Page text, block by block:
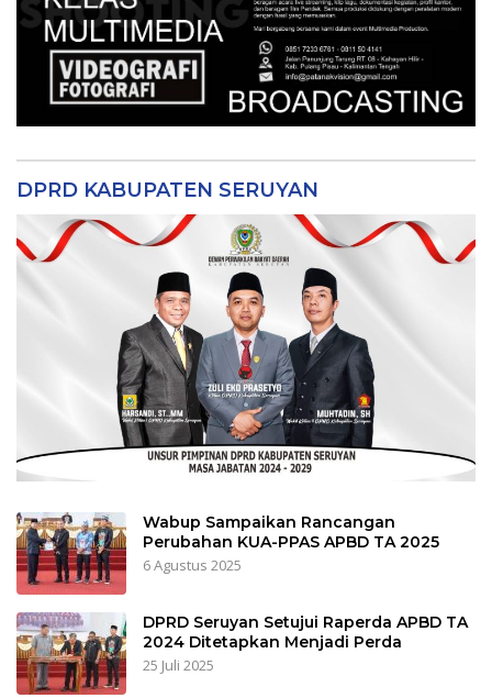
DPRD KABUPATEN SERUYAN
Wabup Sampaikan Rancangan
Perubahan KUA-PPAS APBD TA 2025
6 Agustus 2025
DPRD Seruyan Setujui Raperda APBD TA
2024 Ditetapkan Menjadi Perda
25 Juli 2025